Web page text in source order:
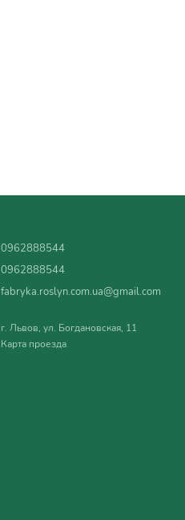
0962888544
0962888544
fabryka.roslyn.com.ua@gmail.com
г. Львов, ул. Богдановская, 11
Карта проезда